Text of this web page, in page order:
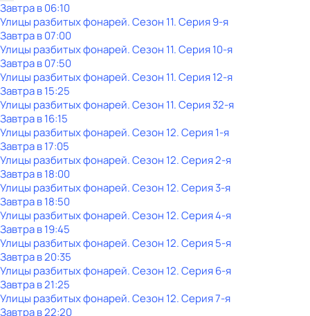
Завтра в 06:10
Улицы разбитых фонарей. Сезон 11. Серия 9-я
Завтра в 07:00
Улицы разбитых фонарей. Сезон 11. Серия 10-я
Завтра в 07:50
Улицы разбитых фонарей. Сезон 11. Серия 12-я
Завтра в 15:25
Улицы разбитых фонарей. Сезон 11. Серия 32-я
Завтра в 16:15
Улицы разбитых фонарей. Сезон 12. Серия 1-я
Завтра в 17:05
Улицы разбитых фонарей. Сезон 12. Серия 2-я
Завтра в 18:00
Улицы разбитых фонарей. Сезон 12. Серия 3-я
Завтра в 18:50
Улицы разбитых фонарей. Сезон 12. Серия 4-я
Завтра в 19:45
Улицы разбитых фонарей. Сезон 12. Серия 5-я
Завтра в 20:35
Улицы разбитых фонарей. Сезон 12. Серия 6-я
Завтра в 21:25
Улицы разбитых фонарей. Сезон 12. Серия 7-я
Завтра в 22:20